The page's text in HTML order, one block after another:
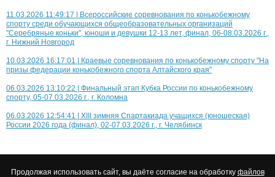
11.03.2026 11:49:17 | Всероссийские соревнования по конькобежному
спорту среди обучающихся общеобразовательных организаций
"Серебряные коньки", юноши и девушки 12-13 лет, финал, 06-08.03.2026 г.,
г. Нижний Новгород
10.03.2026 16:17:01 | Краевые соревнования по конькобежному спорту "На
призы федерации конькобежного спорта Алтайского края"
06.03.2026 13:10:22 | Финальный этап Кубка России по конькобежному
спорту, 05-07.03.2026 г., г. Коломна
06.03.2026 12:54:41 | XIII зимняя Спартакиада учащихся (юношеская)
России 2026 года (финал), 02-07.03.2026 г., г. Челябинск
Продолжая использовать сайт, вы даёте согласие на обработку файлов